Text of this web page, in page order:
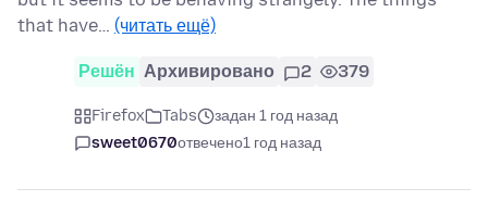
that have… (читать ещё)
Решён Архивировано 2 379
Firefox Tabs
задан 1 год назад
sweet0670отвечено1 год назад